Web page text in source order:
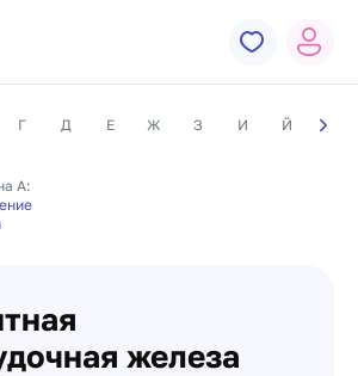
Г Д Е Ж З И Й К
А:
железа